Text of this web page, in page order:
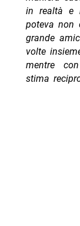
in realtà e
poteva non
grande
volte
mentre
stima